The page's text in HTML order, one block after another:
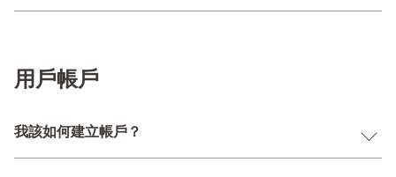
用戶帳戶
我該如何建立帳戶？